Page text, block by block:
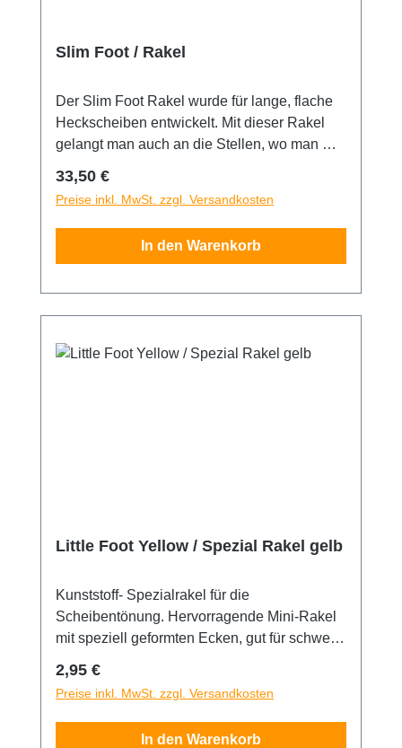
Slim Foot / Rakel
Der Slim Foot Rakel wurde für lange, flache
Heckscheiben entwickelt. Mit dieser Rakel
gelangt man auch an die Stellen, wo man mit
Der Slim Foot ist 35cm lang und 15cm breit.
Regulärer Preis:
33,50 €
Preise inkl. MwSt. zzgl. Versandkosten
In den Warenkorb
Little Foot Yellow / Spezial Rakel gelb
Kunststoff- Spezialrakel für die
Scheibentönung. Hervorragende Mini-Rakel
mit speziell geformten Ecken, gut für schwer
Regulärer Preis:
2,95 €
Preise inkl. MwSt. zzgl. Versandkosten
In den Warenkorb